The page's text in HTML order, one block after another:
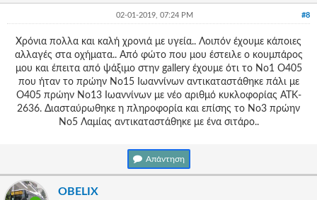
#8
02-01-2019, 07:24 PM
Χρόνια πολλα και καλή χρονιά με υγεία.. Λοιπόν έχουμε κάποιες
αλλαγές στα οχήματα.. Από φώτο που μου έστειλε ο κουμπάρος
μου και έπειτα από ψάξιμο στην gallery έχουμε ότι το Νο1 O405
που ήταν το πρώην Νο15 Ιωαννίνων αντικαταστάθηκε πάλι με
O405 πρώην Νο13 Ιωαννίνων με νέο αριθμό κυκλοφορίας ΑΤΚ-
2636. Διασταύρωθηκε η πληροφορία και επίσης το Νο3 πρώην
Νο5 Λαμίας αντικαταστάθηκε με ένα σιτάρο..
Απάντηση
OBELIX